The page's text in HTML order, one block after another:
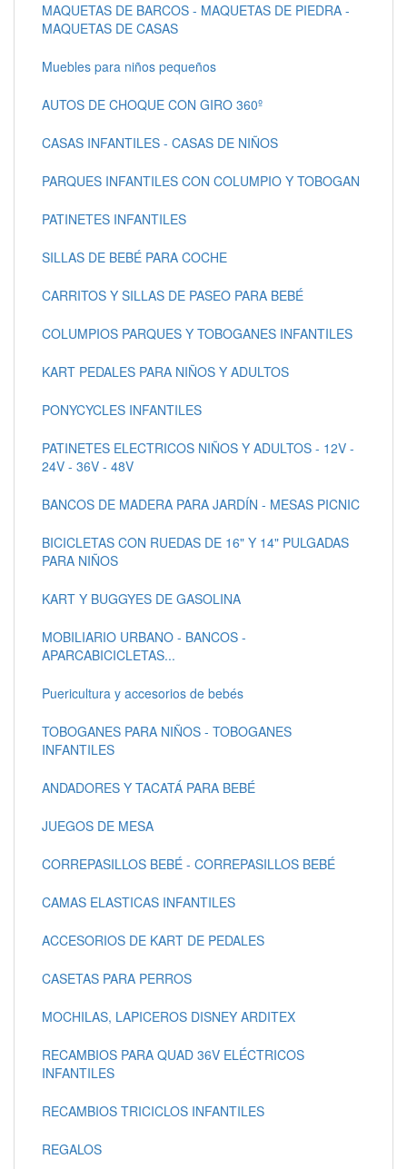
MAQUETAS DE BARCOS - MAQUETAS DE PIEDRA -
MAQUETAS DE CASAS
Muebles para niños pequeños
AUTOS DE CHOQUE CON GIRO 360º
CASAS INFANTILES - CASAS DE NIÑOS
PARQUES INFANTILES CON COLUMPIO Y TOBOGAN
PATINETES INFANTILES
SILLAS DE BEBÉ PARA COCHE
CARRITOS Y SILLAS DE PASEO PARA BEBÉ
COLUMPIOS PARQUES Y TOBOGANES INFANTILES
KART PEDALES PARA NIÑOS Y ADULTOS
PONYCYCLES INFANTILES
PATINETES ELECTRICOS NIÑOS Y ADULTOS - 12V -
24V - 36V - 48V
BANCOS DE MADERA PARA JARDÍN - MESAS PICNIC
BICICLETAS CON RUEDAS DE 16" Y 14" PULGADAS
PARA NIÑOS
KART Y BUGGYES DE GASOLINA
MOBILIARIO URBANO - BANCOS -
APARCABICICLETAS...
Puericultura y accesorios de bebés
TOBOGANES PARA NIÑOS - TOBOGANES
INFANTILES
ANDADORES Y TACATÁ PARA BEBÉ
JUEGOS DE MESA
CORREPASILLOS BEBÉ - CORREPASILLOS BEBÉ
CAMAS ELASTICAS INFANTILES
ACCESORIOS DE KART DE PEDALES
CASETAS PARA PERROS
MOCHILAS, LAPICEROS DISNEY ARDITEX
RECAMBIOS PARA QUAD 36V ELÉCTRICOS
INFANTILES
RECAMBIOS TRICICLOS INFANTILES
REGALOS